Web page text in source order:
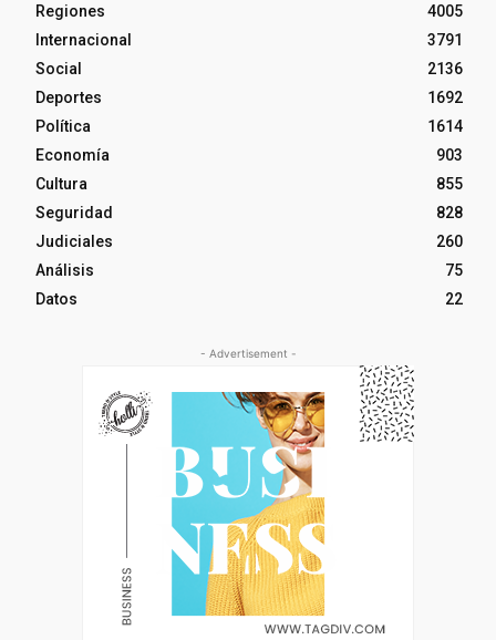
Regiones
4005
Internacional
3791
Social
2136
Deportes
1692
Política
1614
Economía
903
Cultura
855
Seguridad
828
Judiciales
260
Análisis
75
Datos
22
- Advertisement -